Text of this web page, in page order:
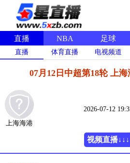
直播 NBA 足球
直播 体育直播 电视频道
07月12日中超第18轮 上
上海海港
2026-07-12
视频直播↓↓↓